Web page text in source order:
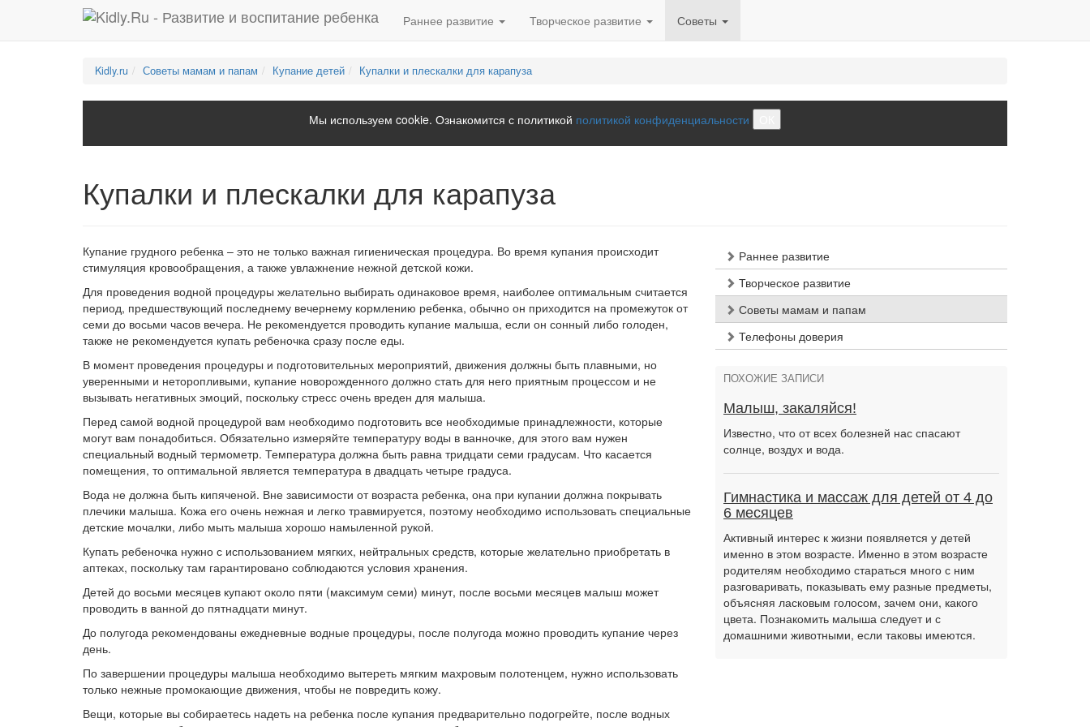
Раннее развитие Творческое развитие Советы
Kidly.ru Советы мамам и папам Купание детей Купалки и плескалки для карапуза
Мы используем cookie. Ознакомится с политикой политикой конфиденциальности
Купалки и плескалки для карапуза
Купание грудного ребенка – это не только важная гигиеническая процедура. Во время купания происходит
стимуляция кровообращения, а также увлажнение нежной детской кожи.
Для проведения водной процедуры желательно выбирать одинаковое время, наиболее оптимальным считается
период, предшествующий последнему вечернему кормлению ребенка, обычно он приходится на промежуток от
семи до восьми часов вечера. Не рекомендуется проводить купание малыша, если он сонный либо голоден,
также не рекомендуется купать ребеночка сразу после еды.
В момент проведения процедуры и подготовительных мероприятий, движения должны быть плавными, но
уверенными и неторопливыми, купание новорожденного должно стать для него приятным процессом и не
вызывать негативных эмоций, поскольку стресс очень вреден для малыша.
Перед самой водной процедурой вам необходимо подготовить все необходимые принадлежности, которые
могут вам понадобиться. Обязательно измеряйте температуру воды в ванночке, для этого вам нужен
специальный водный термометр. Температура должна быть равна тридцати семи градусам. Что касается
помещения, то оптимальной является температура в двадцать четыре градуса.
Вода не должна быть кипяченой. Вне зависимости от возраста ребенка, она при купании должна покрывать
плечики малыша. Кожа его очень нежная и легко травмируется, поэтому необходимо использовать специальные
детские мочалки, либо мыть малыша хорошо намыленной рукой.
Купать ребеночка нужно с использованием мягких, нейтральных средств, которые желательно приобретать в
аптеках, поскольку там гарантировано соблюдаются условия хранения.
Детей до восьми месяцев купают около пяти (максимум семи) минут, после восьми месяцев малыш может
проводить в ванной до пятнадцати минут.
До полугода рекомендованы ежедневные водные процедуры, после полугода можно проводить купание через
день.
По завершении процедуры малыша необходимо вытереть мягким махровым полотенцем, нужно использовать
только нежные промокающие движения, чтобы не повредить кожу.
Вещи, которые вы собираетесь надеть на ребенка после купания предварительно подогрейте, после водных
Раннее развитие
Творческое развитие
Советы мамам и папам
Телефоны доверия
ПОХОЖИЕ ЗАПИСИ
Малыш, закаляйся!
Известно, что от всех болезней нас спасают
солнце, воздух и вода.
Гимнастика и массаж для детей от 4 до
6 месяцев
Активный интерес к жизни появляется у детей
именно в этом возрасте. Именно в этом возрасте
родителям необходимо стараться много с ним
разговаривать, показывать ему разные предметы,
объясняя ласковым голосом, зачем они, какого
цвета. Познакомить малыша следует и с
домашними животными, если таковы имеются.